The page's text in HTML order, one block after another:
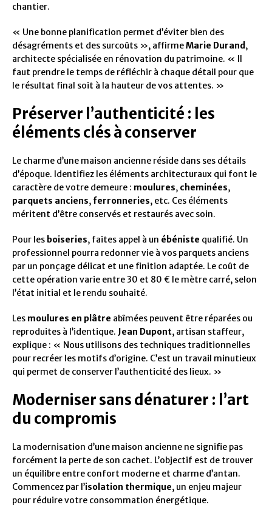
chantier.
« Une bonne planification permet d’éviter bien des
désagréments et des surcoûts », affirmeMarie Durand ,
architecte spécialisée en rénovation du patrimoine. « Il
faut prendre le temps de réfléchir à chaque détail pour que
le résultat final soit à la hauteur de vos attentes. »
Préserver l’authenticité : les
éléments clés à conserver
Le charme d’une maison ancienne réside dans ses détails
d’époque. Identifiez les éléments architecturaux qui font le
caractère de votre demeure : moulures, cheminées,
parquets anciens, ferronneries, etc. Ces éléments
méritent d’être conservés et restaurés avec soin.
Pour les boiseries, faites appel à un ébéniste qualifié. Un
professionnel pourra redonner vie à vos parquets anciens
par un ponçage délicat et une finition adaptée. Le coût de
cette opération varie entre 30 et 80 € le mètre carré, selon
l’état initial et le rendu souhaité.
Les moulures en plâtre abîmées peuvent être réparées ou
reproduites à l’identique. Jean Dupont, artisan staffeur,
explique : « Nous utilisons des techniques traditionnelles
pour recréer les motifs d’origine. C’est un travail minutieux
qui permet de conserver l’authenticité des lieux. »
Moderniser sans dénaturer : l’art
du compromis
La modernisation d’une maison ancienne ne signifie pas
forcément la perte de son cachet. L’objectif est de trouver
un équilibre entre confort moderne et charme d’antan.
Commencez par l’isolation thermique, un enjeu majeur
pour réduire votre consommation énergétique.